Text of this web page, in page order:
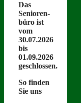
Das
Senioren­
büro ist
vom
30.07.2026
bis
01.09.2026
geschlossen.
So find­en
Sie uns